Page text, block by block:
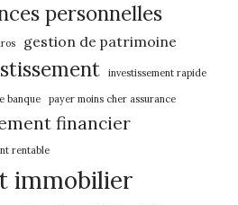
personnelles
gestion de patrimoine
investissement rapide
banque payer moins cher assurance
financier
rentable
immobilier